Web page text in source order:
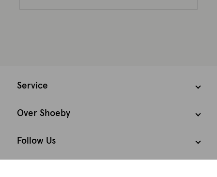
Service
Over Shoeby
Follow Us